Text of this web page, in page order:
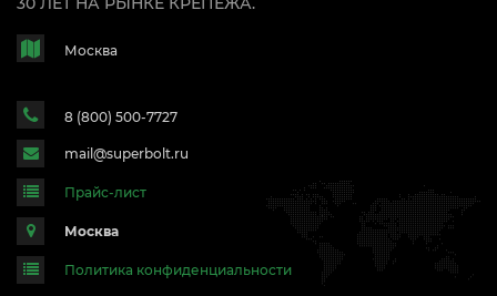
Москва
8 (800) 500-7727
mail@superbolt.ru
Прайс-лист
Москва
Политика конфиденциальности